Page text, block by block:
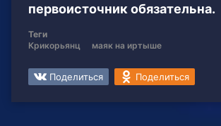
первоисточник обязательна.
Теги
Крикорьянц
маяк на иртыше
Поделиться Поделиться